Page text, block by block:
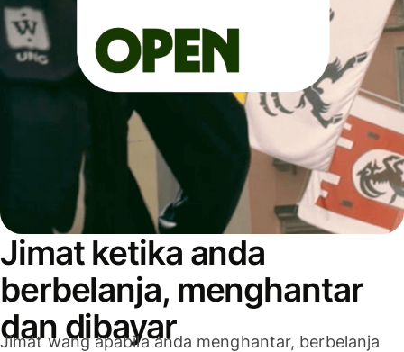
Jimat ketika anda
berbelanja, menghantar
dan dibayar
Jimat wang apabila anda menghantar, berbelanja